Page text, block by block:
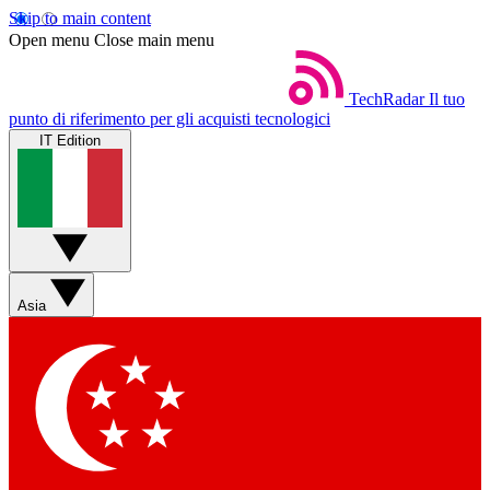
Skip to main content
Open menu Close main menu
TechRadar Il tuo
punto di riferimento per gli acquisti tecnologici
IT Edition
Asia